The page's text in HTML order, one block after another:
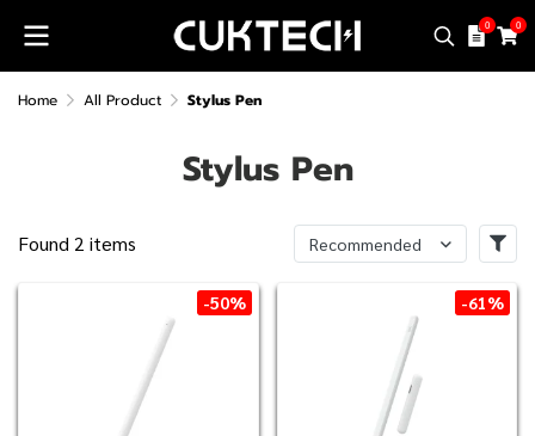
0 0
Home All Product Stylus Pen
Stylus Pen
Found 2 items Recommended
-50% -61%